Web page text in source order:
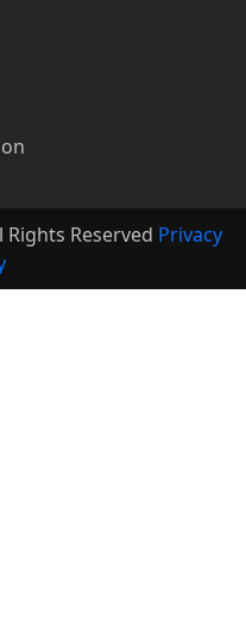
Reserved Privacy